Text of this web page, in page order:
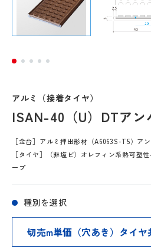
アルミ（接着タイヤ）
ISAN-40（U）DTアン
［金台］アルミ押出形材（A6063S-T5）ア
［タイヤ］（非塩ビ）オレフィン系熱可塑
ープ
種別を選択